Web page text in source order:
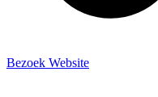
Bezoek Website